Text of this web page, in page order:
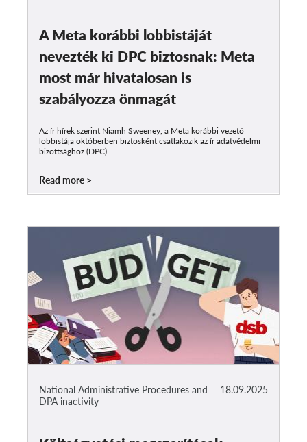
A Meta korábbi lobbistáját
nevezték ki DPC biztosnak: Meta
most már hivatalosan is
szabályozza önmagát
Az ír hírek szerint Niamh Sweeney, a Meta korábbi vezető
lobbistája októberben biztosként csatlakozik az ír adatvédelmi
bizottsághoz (DPC)
Read more
18.09.2025
National Administrative Procedures and
DPA inactivity